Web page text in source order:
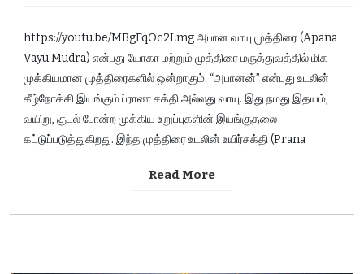
https://youtu.be/MBgFqOc2Lmg அபான வாயு முத்திரை (Apana
Vayu Mudra) என்பது யோகா மற்றும் முத்திரை மருத்துவத்தில் மிக
முக்கியமான முத்திரைகளில் ஒன்றாகும். “அபானன்” என்பது உடலின்
கீழ்நோக்கி இயங்கும் ப்ராண சக்தி அல்லது வாயு. இது நமது இதயம்,
வயிறு, குடல் போன்ற முக்கிய உறுப்புகளின் இயங்குதலை
கட்டுப்படுத்துகிறது. இந்த முத்திரை உடலின் உயிர்சக்தி (Prana
Read More